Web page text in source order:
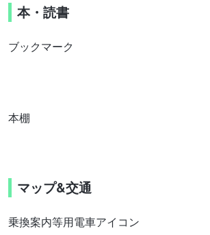
本・読書
ブックマーク
本棚
マップ&交通
乗換案内等用電車アイコン